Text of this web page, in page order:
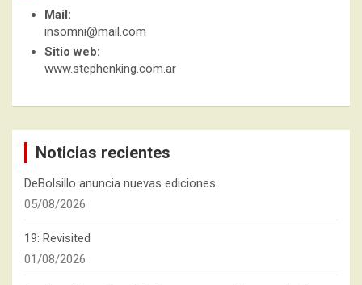
Mail:
insomni@mail.com
Sitio web:
www.stephenking.com.ar
Noticias recientes
DeBolsillo anuncia nuevas ediciones
05/08/2026
19: Revisited
01/08/2026